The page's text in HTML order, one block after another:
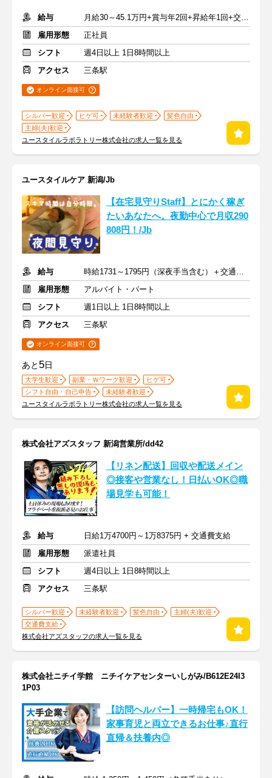
給与
月給30～45.1万円+賞与年2回+昇給年1回+交通費全額
雇用形態
正社員
シフト
週4日以上 1日8時間以上
アクセス
三条駅
オンライン面接可
シルバー歓迎 ヒゲ可 未経験者歓迎
髪色自由
主婦(夫)歓迎
ユースタイルラボラトリー株式会社の求人一覧を見る
ユースタイルケア 新潟/Jb
【在宅見守りStaff】とにかく稼ぎ
たいあなたへ。夜勤中心で月収290
808円！/Jb
給与
時給1731～1795円（深夜手当含む）＋交通費支給
雇用形態
アルバイト・パート
シフト
週1日以上 1日8時間以上
アクセス
三条駅
オンライン面接可
あと 5日
大学生歓迎 副業・Ｗワーク歓迎
ヒゲ可
シフト自由・自己申告
未経験者歓迎
ユースタイルラボラトリー株式会社の求人一覧を見る
株式会社アズスタッフ 新潟営業所/dd42
【リネン配送】回収や配送メイン
◎接客や営業なし！日払いOK◎職
場見学も可能！
給与
日給1万4700円～1万8375円 + 交通費支給
雇用形態
派遣社員
シフト
週4日以上 1日8時間以上
アクセス
三条駅
シルバー歓迎 未経験者歓迎 髪色自由
主婦(夫)歓迎
交通費支給
株式会社アズスタッフの求人一覧を見る
株式会社ニチイ学館 ニチイケアセンターいしがみ/B612E24I3
1P03
【訪問ヘルパー】一時帰宅もOK！
家事育児と両立できるお仕事♪直行
直帰＆扶養内◎